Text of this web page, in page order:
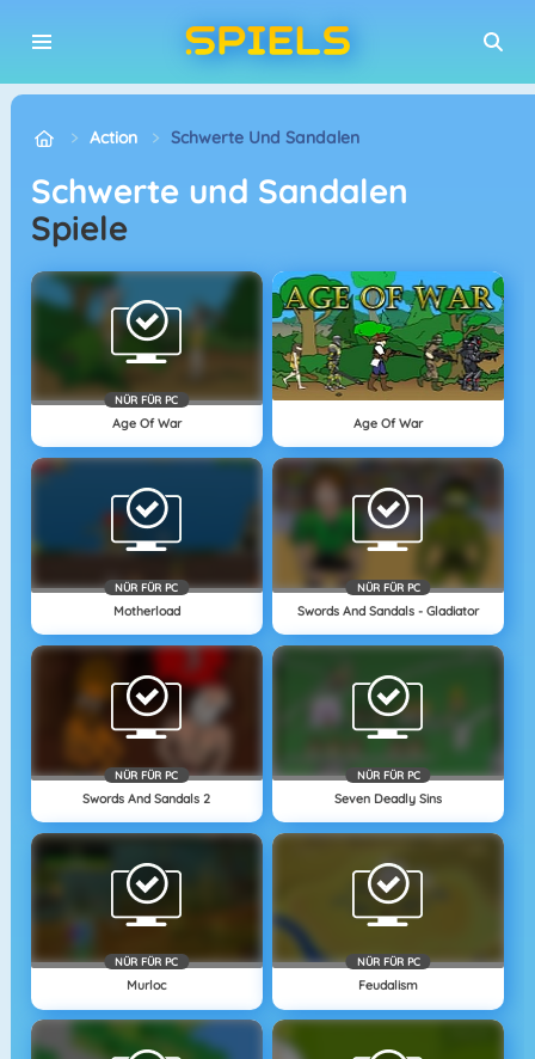
Action Schwerte Und Sandalen
Schwerte und Sandalen
Spiele
NÜR FÜR PC
Age Of War Age Of War
NÜR FÜR PC
Motherload
NÜR FÜR PC
Swords And Sandals - Gladiator
NÜR FÜR PC
Swords And Sandals 2
NÜR FÜR PC
Seven Deadly Sins
NÜR FÜR PC
Murloc
NÜR FÜR PC
Feudalism